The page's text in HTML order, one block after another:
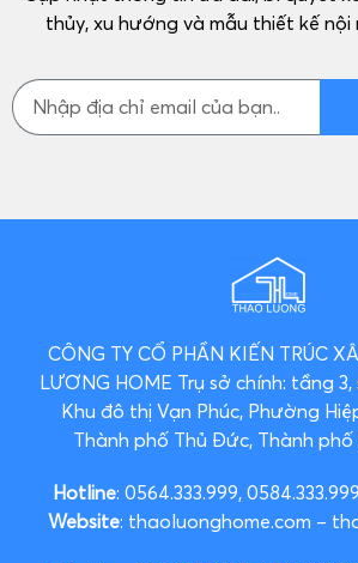
thủy, xu hướng và mẫu thiết kế
CÔNG TY CỔ PHẦN KIẾN TRÚC
LƯƠNG HOME Trụ sở chính: tầng
Khu đô thị Vạn Phúc, Phường
Thành phố Thủ Đức, Thành phố
Hotline: 0564.333.999,
Website: thaoluonghome.com –